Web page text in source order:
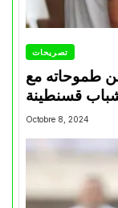
تصريحات
طموحاته مع
قسنطينة
Octobre 8, 2024